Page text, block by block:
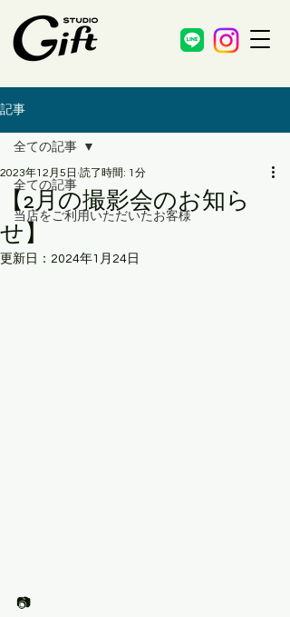
記事
全ての記事
当店をご利用いただいたお客様
全ての記事
【2月の撮影会のお知ら
せ】
2023年12月5日 読了時間: 1分
更新日： 2024年1月24日
📷